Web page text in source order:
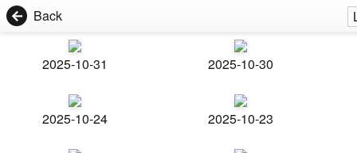
Back
2025-10-31 2025-10-30
2025-10-24 2025-10-23